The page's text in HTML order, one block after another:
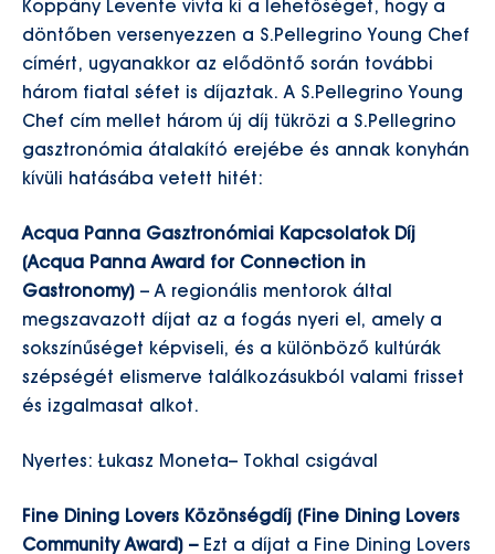
Koppány Levente vívta ki a lehetőséget, hogy a
döntőben versenyezzen a S.Pellegrino Young Chef
címért, ugyanakkor az elődöntő során további
három fiatal séfet is díjaztak. A S.Pellegrino Young
Chef cím mellet három új díj tükrözi a S.Pellegrino
gasztronómia átalakító erejébe és annak konyhán
kívüli hatásába vetett hitét:
Acqua Panna Gasztronómiai Kapcsolatok Díj
(Acqua Panna Award for Connection in
Gastronomy) – A regionális mentorok által
megszavazott díjat az a fogás nyeri el, amely a
sokszínűséget képviseli, és a különböző kultúrák
szépségét elismerve találkozásukból valami frisset
és izgalmasat alkot.
Nyertes: Łukasz Moneta– Tokhal csigával
Fine Dining Lovers Közönségdíj (Fine Dining Lovers
Community Award) –Ezt a díjat a Fine Dining Lovers